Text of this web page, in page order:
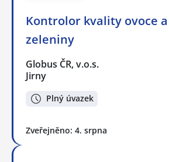
Kontrolor kvality ovoce a
zeleniny
Globus ČR, v.o.s.
Jirny
Plný úvazek
Zveřejněno: 4. srpna